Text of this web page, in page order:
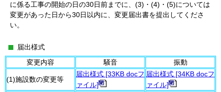
に係る工事の開始の日の30日前までに、(3)・(4)・(5)については
変更があった日から30日以内に、変更届出書を提出してくださ
い。
届出様式
変更内容
騒音 振動
(1)施設数の変更等
届出様式 [33KB docフ
ァイル]
届出様式 [34KB docフ
ァイル]